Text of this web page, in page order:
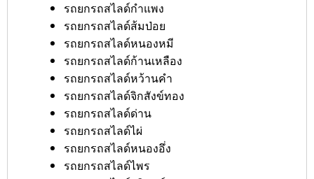
รถยกรถสไลด์กำแพง
รถยกรถสไลด์ส้มป่อย
รถยกรถสไลด์หนองหมี
รถยกรถสไลด์ก้านเหลือง
รถยกรถสไลด์หว้านคำ
รถยกรถสไลด์จิกสังข์ทอง
รถยกรถสไลด์ด่าน
รถยกรถสไลด์ไผ่
รถยกรถสไลด์หนองอึ่ง
รถยกรถสไลด์ไพร